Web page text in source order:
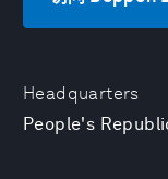
Headquarters
People's